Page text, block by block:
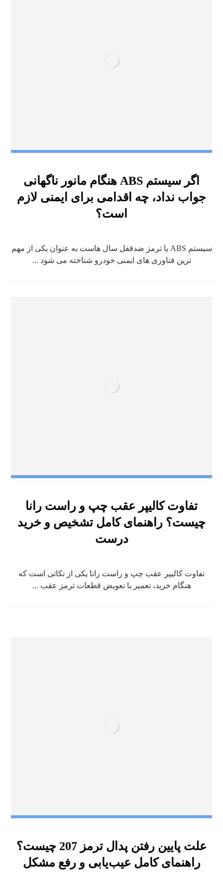
اگر سیستم ABS هنگام مانور ناگهانی
جواب نداد، چه اقدامی برای ایمنی لازم
است؟
سیستم ABS یا ترمز ضدقفل سال هاست به عنوان یکی از مهم
ترین فناوری های ایمنی خودرو شناخته می شود ...
تفاوت کالیپر عقب چپ و راست رانا
چیست؟ راهنمای کامل تشخیص و خرید
درست
تفاوت کالیپر عقب چپ و راست رانا یکی از نکاتی است که
هنگام خرید، تعمیر یا تعویض قطعات ترمز عقب ...
علت پایین رفتن پدال ترمز 207 چیست؟
راهنمای کامل عیب‌یابی و رفع مشکل